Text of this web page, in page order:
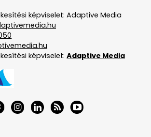
képviselet: Adaptive Media
képviselet: Adaptive Media